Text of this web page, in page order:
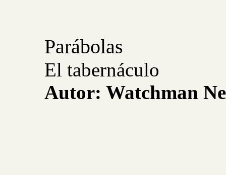
Parábolas
El tabernáculo
Autor: Watchman